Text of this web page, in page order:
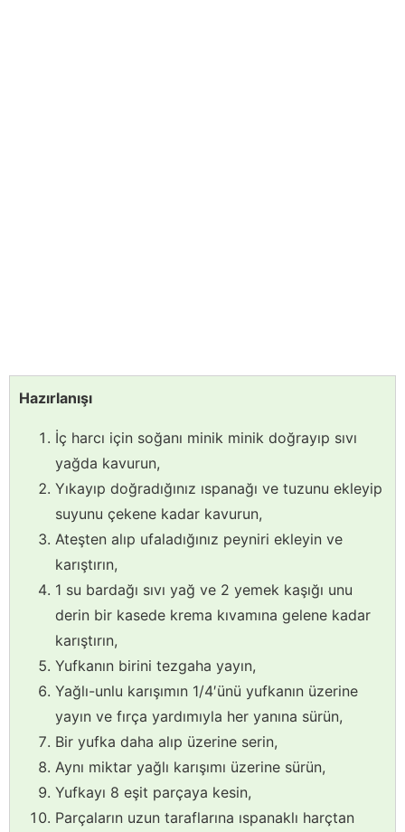
Hazırlanışı
İç harcı için soğanı minik minik doğrayıp sıvı
yağda kavurun,
Yıkayıp doğradığınız ıspanağı ve tuzunu ekleyip
suyunu çekene kadar kavurun,
Ateşten alıp ufaladığınız peyniri ekleyin ve
karıştırın,
1 su bardağı sıvı yağ ve 2 yemek kaşığı unu
derin bir kasede krema kıvamına gelene kadar
karıştırın,
Yufkanın birini tezgaha yayın,
Yağlı-unlu karışımın 1/4′ünü yufkanın üzerine
yayın ve fırça yardımıyla her yanına sürün,
Bir yufka daha alıp üzerine serin,
Aynı miktar yağlı karışımı üzerine sürün,
Yufkayı 8 eşit parçaya kesin,
Parçaların uzun taraflarına ıspanaklı harçtan